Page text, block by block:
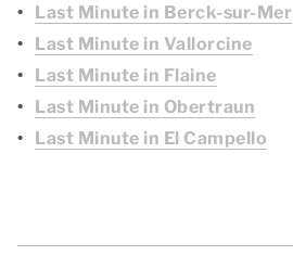
Last Minute in Berck-sur-Mer
Last Minute in Vallorcine
Last Minute in Flaine
Last Minute in Obertraun
Last Minute in El Campello